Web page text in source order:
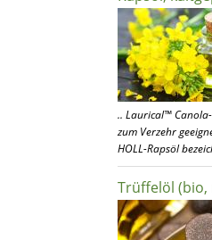
.. Laurical™ Canola-
zum Verzehr
HOLL-Rapsöl
Trüffelöl (bio,